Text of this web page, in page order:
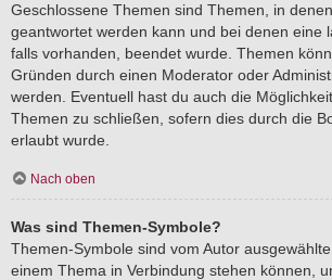
Geschlossene Themen sind Themen, in
geantwortet werden kann und bei denen eine
falls vorhanden, beendet wurde. Themen
Gründen durch einen Moderator oder
werden. Eventuell hast du auch die
Themen zu schließen, sofern dies durch die
erlaubt wurde.
Nach oben
Was sind Themen-Symbole?
Themen-Symbole sind vom Autor
einem Thema in Verbindung stehen können,